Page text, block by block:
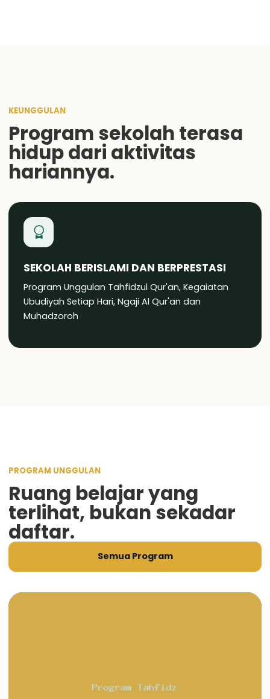
KEUNGGULAN
Program sekolah terasa
hidup dari aktivitas
hariannya.
SEKOLAH BERISLAMI DAN BERPRESTASI
Program Unggulan Tahfidzul Qur'an, Kegaiatan
Ubudiyah Setiap Hari, Ngaji Al Qur'an dan
Muhadzoroh
PROGRAM UNGGULAN
Ruang belajar yang
terlihat, bukan sekadar
daftar.
Semua Program